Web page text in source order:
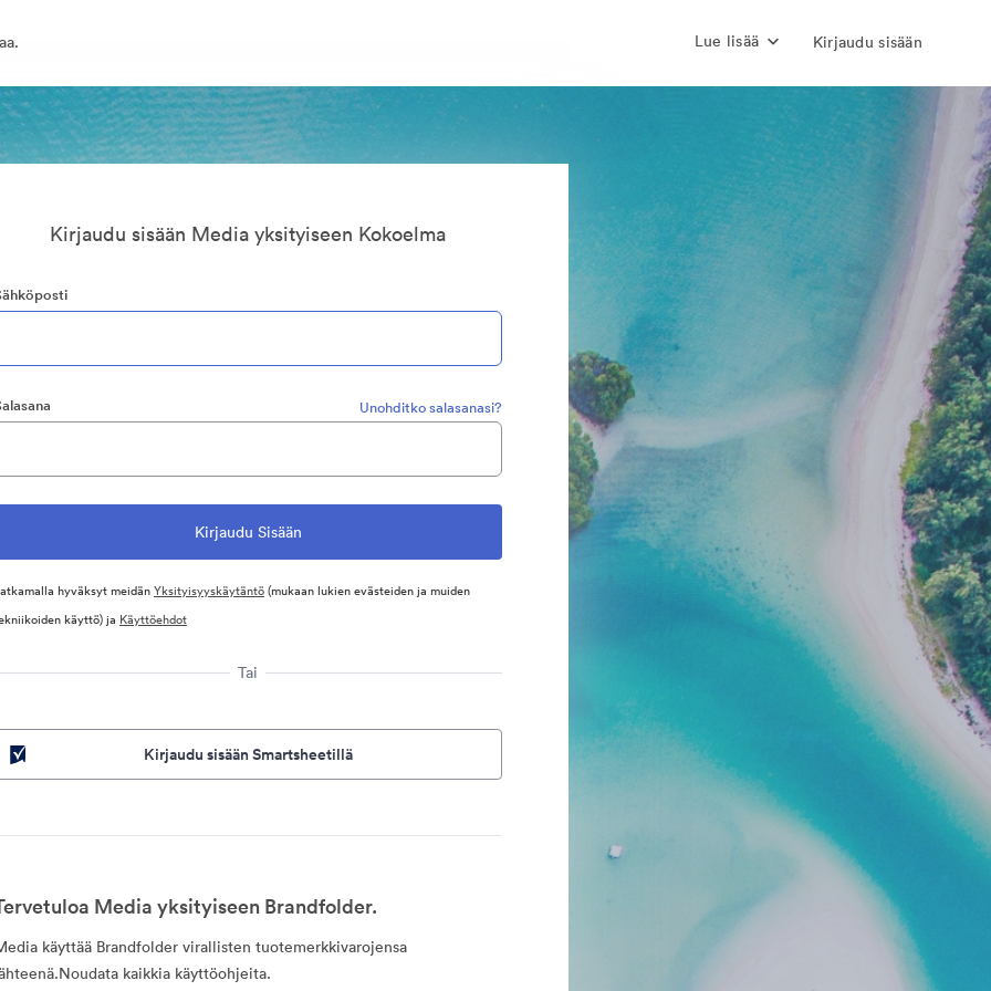
Lue lisää Kirjaudu sisään
Kirjaudu sisään Media yksityiseen Kokoelma
Unohditko salasanasi?
hyväksyt meidänYksityisyyskäytäntö(mukaan lukien evästeiden ja muiden
käyttö) ja Käyttöehdot
Tai
Kirjaudu sisään Smartsheetillä
Media yksityiseen Brandfolder.
käyttää Brandfolder virallisten tuotemerkkivarojensa
kaikkia käyttöohjeita.